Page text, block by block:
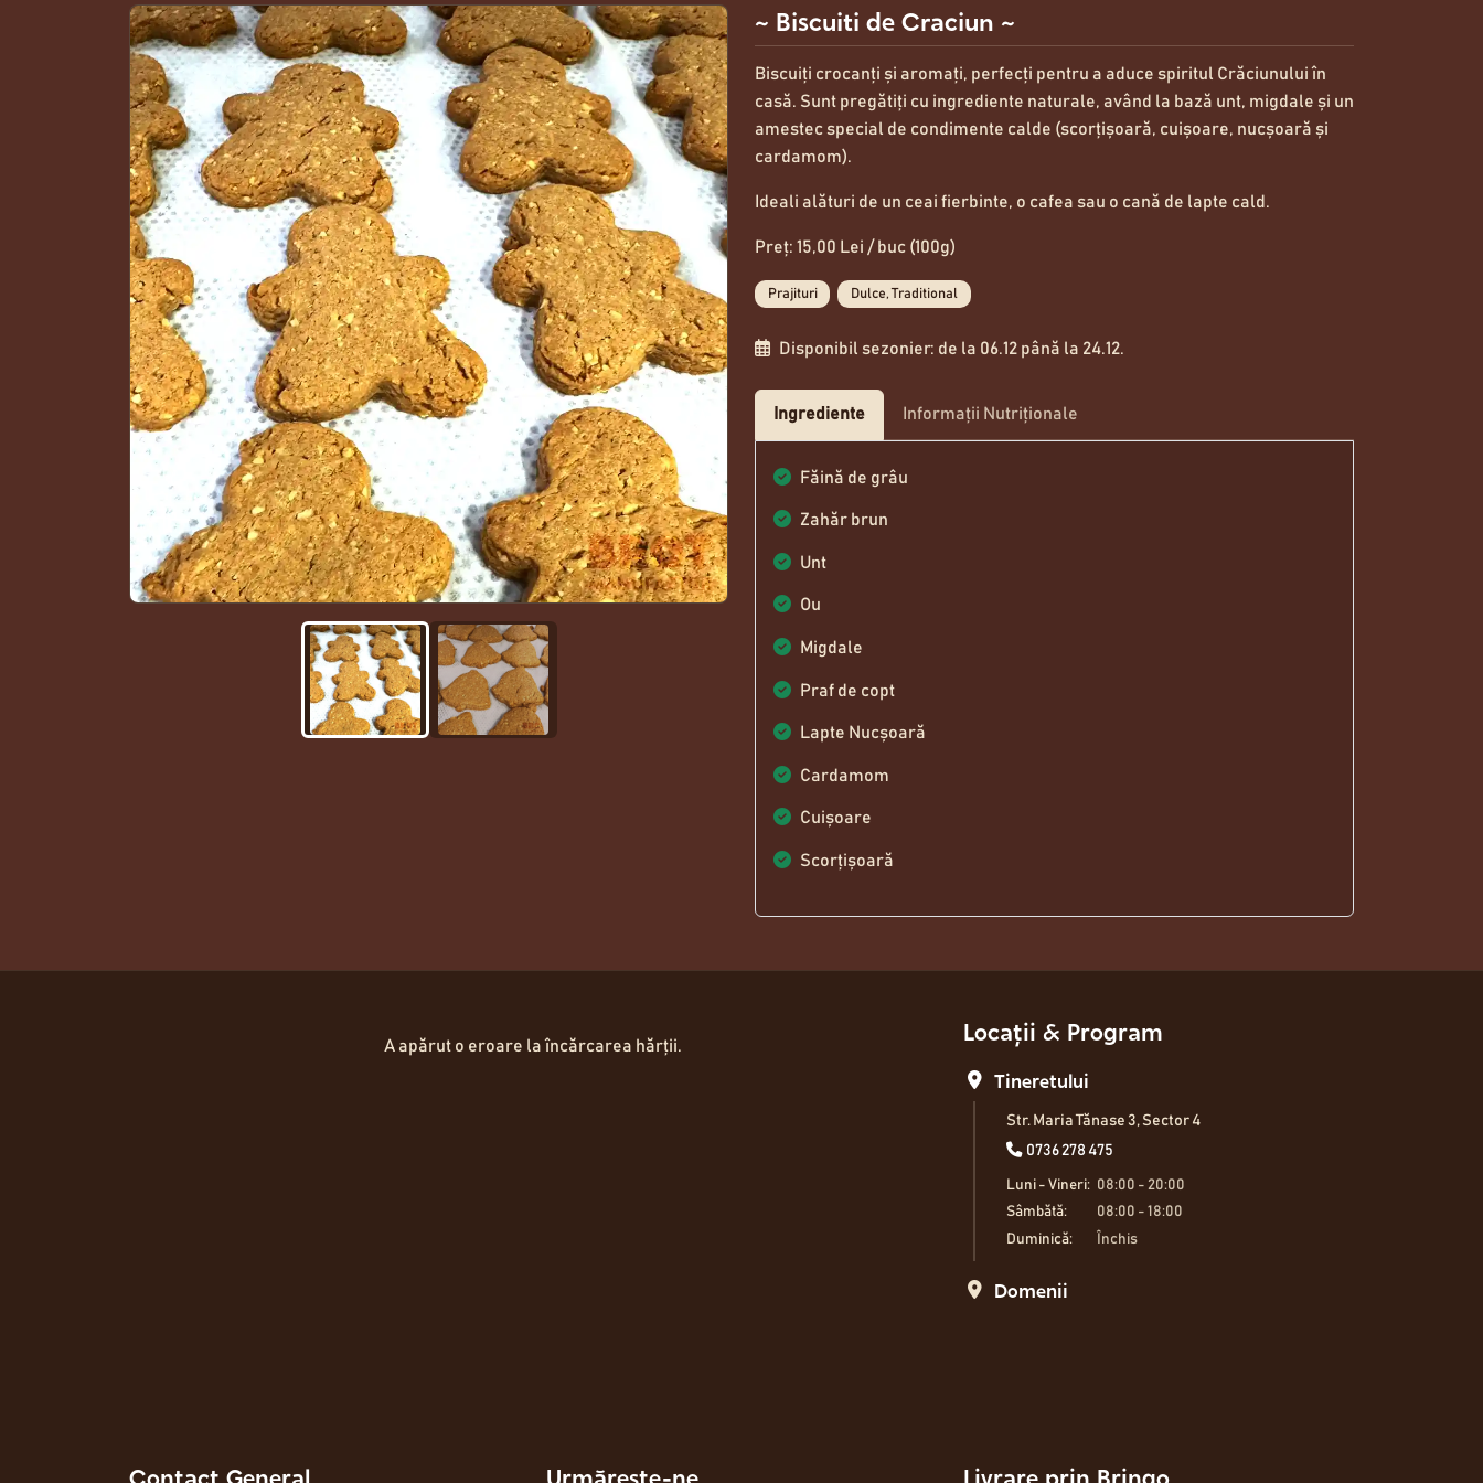
~ Biscuiti de Craciun ~
Biscuiți crocanți și aromați, perfecți pentru a aduce spiritul Crăciunului în
casă. Sunt pregătiți cu ingrediente naturale, având la bază unt, migdale și un
amestec special de condimente calde (scorțișoară, cuișoare, nucșoară și
cardamom).
Ideali alături de un ceai fierbinte, o cafea sau o cană de lapte cald.
Preț: 15,00 Lei / buc (100g)
Prajituri Dulce, Traditional
Disponibil sezonier: de la 06.12 până la 24.12.
Ingrediente Informații Nutriționale
Făină de grâu
Zahăr brun
Unt
Ou
Migdale
Praf de copt
Lapte Nucșoară
Cardamom
Cuișoare
Scorțișoară
A apărut o eroare la încărcarea hărții. Locații & Program
Tineretului
Str. Maria Tănase 3, Sector 4
0736 278 475
Luni - Vineri: 08:00 - 20:00
Sâmbătă:
08:00 - 18:00
Duminică:
Închis
Domenii
Contact General Urmărește-ne Livrare prin Bringo